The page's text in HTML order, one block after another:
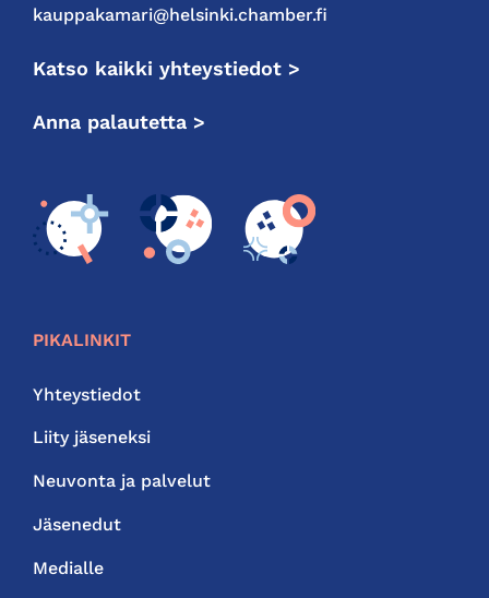
kauppakamari@helsinki.chamber.fi
Katso kaikki yhteystiedot >
Anna palautetta >
PIKALINKIT
Yhteystiedot
Liity jäseneksi
Neuvonta ja palvelut
Jäsenedut
Medialle